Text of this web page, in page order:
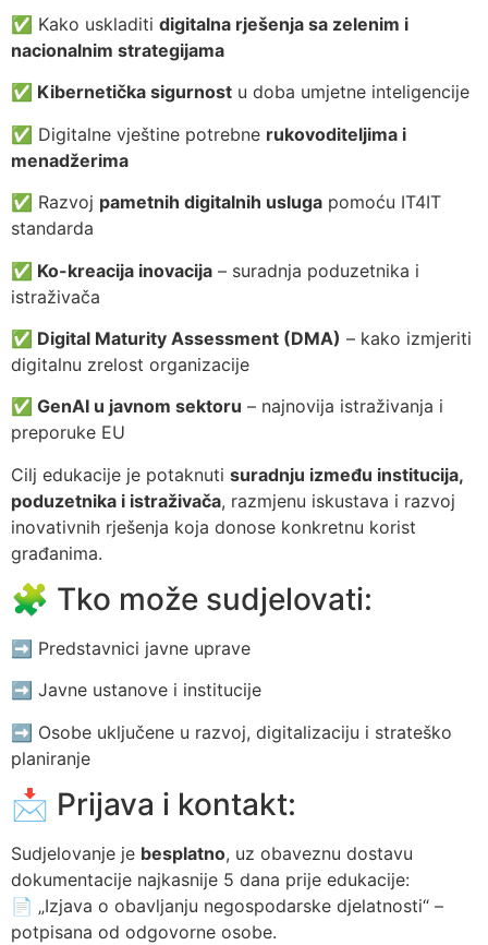
✅ Kako uskladiti digitalna rješenja sa zelenim i
nacionalnim strategijama
✅ Kibernetička sigurnost u doba umjetne inteligencije
✅ Digitalne vještine potrebne rukovoditeljima i
menadžerima
✅ Razvoj pametnih digitalnih usluga pomoću IT4IT
standarda
✅ Ko-kreacija inovacija – suradnja poduzetnika i
istraživača
✅ Digital Maturity Assessment (DMA) – kako izmjeriti
digitalnu zrelost organizacije
✅ GenAI u javnom sektoru – najnovija istraživanja i
preporuke EU
Cilj edukacije je potaknuti suradnju između institucija,
poduzetnika i istraživača, razmjenu iskustava i razvoj
inovativnih rješenja koja donose konkretnu korist
građanima.
🧩 Tko može sudjelovati:
➡️ Predstavnici javne uprave
➡️ Javne ustanove i institucije
➡️ Osobe uključene u razvoj, digitalizaciju i strateško
planiranje
📩 Prijava i kontakt:
Sudjelovanje je besplatno, uz obaveznu dostavu
dokumentacije najkasnije 5 dana prije edukacije:
📄 „Izjava o obavljanju negospodarske djelatnosti“ –
potpisana od odgovorne osobe.